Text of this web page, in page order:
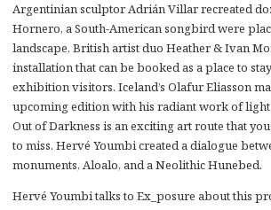
Argentinian sculptor Adrián Villar recreated
Hornero, a South-American songbird were
landscape. British artist duo Heather & Ivan
installation that can be booked as a place to
exhibition visitors. Iceland’s Olafur Eliasson
upcoming edition with his radiant work of
Out of Darkness is an exciting art route that
to miss. Hervé Youmbi created a dialogue
monuments, Aloalo, and a Neolithic Hunebed.
Hervé Youmbi talks to Ex_posure about this